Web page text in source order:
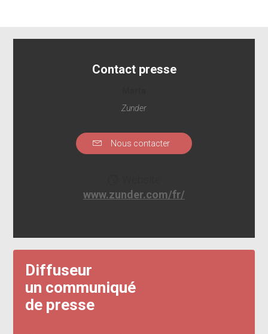
Contact presse
Zunder
Nous contacter
www.zunder.com/fr/
Diffuseur
un communiqué
de presse